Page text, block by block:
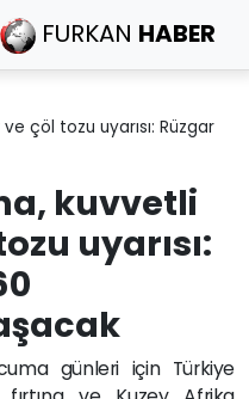
FURKAN HABER
çöl tozu uyarısı: Rüzgar
kuvvetli
uyarısı:
günleri için Türkiye